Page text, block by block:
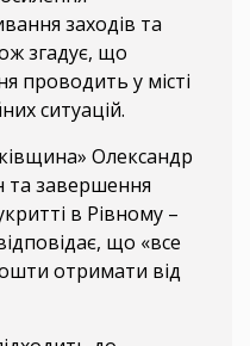
заходів та
згадує, що
проводить у місті
ситуацій.
Олександр
та завершення
в Рівному –
що «все
отримати від